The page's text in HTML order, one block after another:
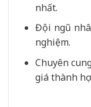
nhất.
Đội ngũ
nghiệm.
Chuyên
giá thành